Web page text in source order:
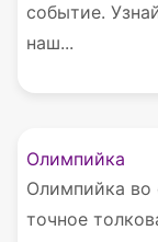
событие.
наш...
Олимпийка
Олимпийка во
точное